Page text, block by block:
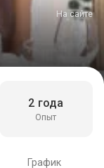
На сайте
Опыт
2 года
График